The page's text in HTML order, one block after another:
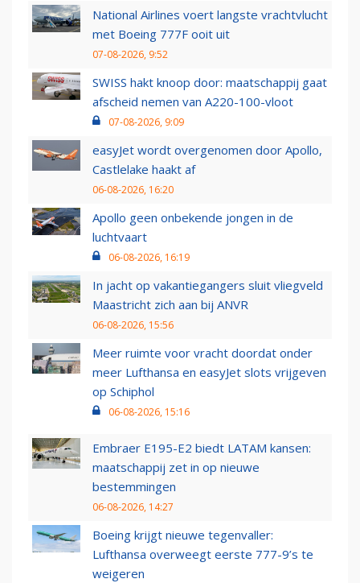
National Airlines voert langste vrachtvlucht
met Boeing 777F ooit uit
07-08-2026, 9:52
SWISS hakt knoop door: maatschappij gaat
afscheid nemen van A220-100-vloot
07-08-2026, 9:09
easyJet wordt overgenomen door Apollo,
Castlelake haakt af
06-08-2026, 16:20
Apollo geen onbekende jongen in de
luchtvaart
06-08-2026, 16:19
In jacht op vakantiegangers sluit vliegveld
Maastricht zich aan bij ANVR
06-08-2026, 15:56
Meer ruimte voor vracht doordat onder
meer Lufthansa en easyJet slots vrijgeven
op Schiphol
06-08-2026, 15:16
Embraer E195-E2 biedt LATAM kansen:
maatschappij zet in op nieuwe
bestemmingen
06-08-2026, 14:27
Boeing krijgt nieuwe tegenvaller:
Lufthansa overweegt eerste 777-9’s te
weigeren